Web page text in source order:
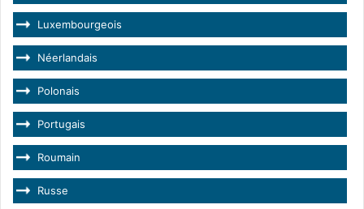
Luxembourgeois
Néerlandais
Polonais
Portugais
Roumain
Russe